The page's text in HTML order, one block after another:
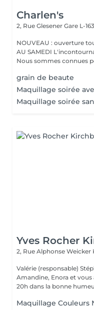
Charlen's
2, Rue Glesener Gare L-
NOUVEAU : ouverture
AU SAMEDI L'incontournable institut de beauté à Luxembourg.
Nous sommes connues
grain de beaute
Maquillage soirée
Maquillage soirée
Yves Rocher
2, Rue Alphonse Weicker
Valérie (responsable)
Amandine, Enora et vous accueillent toute la semaine de 9h à
20h dans la bonne
Maquillage Couleurs